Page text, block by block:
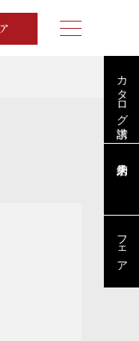
ブライダルフェア
カタログ請求
フェア